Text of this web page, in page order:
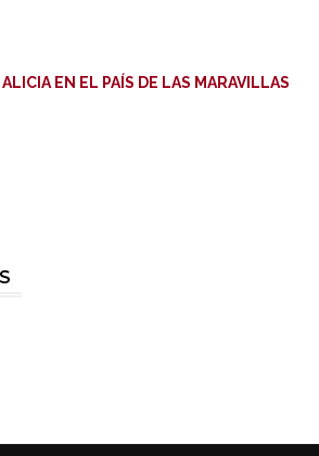
ALICIA EN EL PAÍS DE LAS MARAVILLAS